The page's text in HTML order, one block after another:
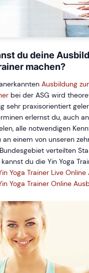
du deine
machen?
Ausbildung
bei der ASG wird
sehr praxisorientiert
erlernst du, auch
alle notwendigen
an einem von unseren
verteilten
du die Yin Yoga
Yoga Trainer Live
Yoga Trainer Online